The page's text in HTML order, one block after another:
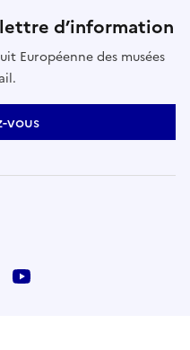
d’information
Européenne des musées
vous
Instagram